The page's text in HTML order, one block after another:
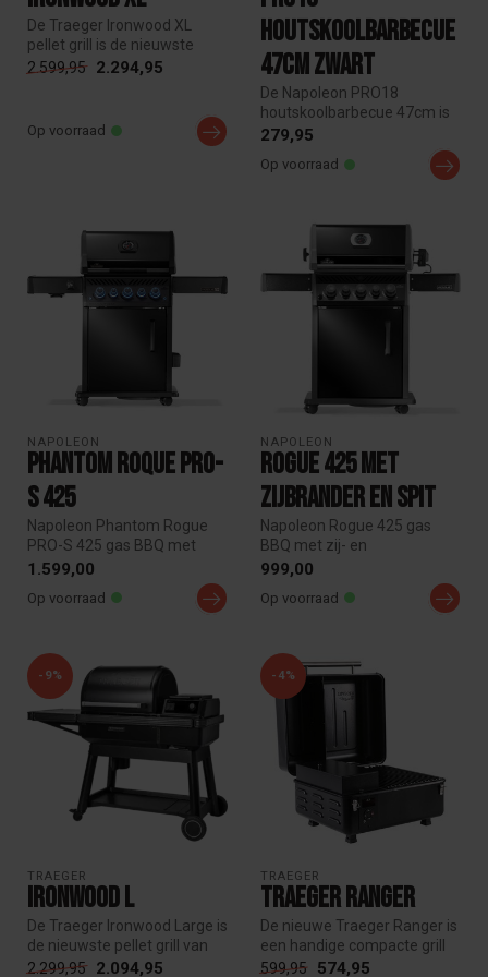
De Traeger Ironwood XL
pellet grill is de nieuwste
pellet grill van Traeger met ...
2.599,95 2.294,95
Op voorraad
houtskoolbarbecue
47cm zwart
De Napoleon PRO18
houtskoolbarbecue 47cm is
een veelzijdige 18-inch BBQ
279,95
Op voorraad
NAPOLEON
Phantom Roque Pro-
S 425
Napoleon Phantom Rogue
PRO-S 425 gas BBQ met
Sizzle Zone en
1.599,00
Op voorraad
NAPOLEON
ROGUE 425 met
zijbrander en spit
Napoleon Rogue 425 gas
BBQ met zij- en
achterbrander en draaispit.
999,00
Op voorraad
-9%
TRAEGER
Ironwood L
De Traeger Ironwood Large is
de nieuwste pellet grill van
Traeger met de nieuwst...
2.299,95 2.094,95
-4%
TRAEGER
Traeger Ranger
De nieuwe Traeger Ranger is
een handige compacte grill
waarmee jij overal kan gr...
599,95 574,95